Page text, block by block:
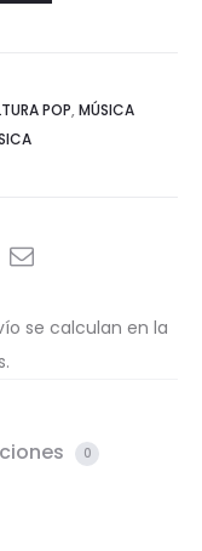
POP, MÚSICA
se calculan en la
0